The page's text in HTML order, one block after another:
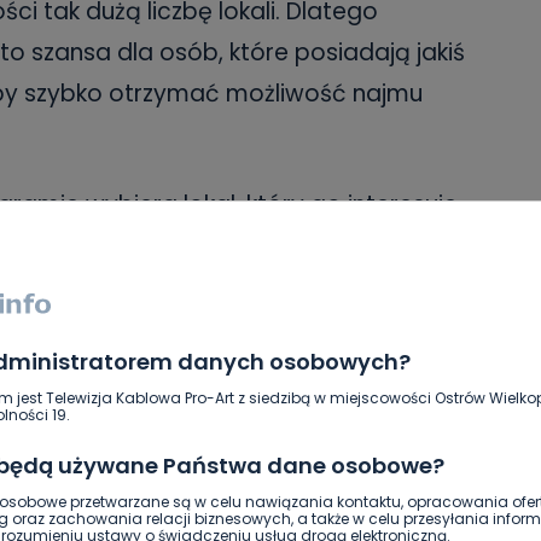
danych osobowych?
jest Telewizja Kablowa Pro-Art z siedzibą w miejscowości Ostrów
19.
używane Państwa dane osobowe?
przetwarzane są w celu nawiązania kontaktu, opracowania
oraz zachowania relacji biznesowych, a także w celu przesyłania
ustawy o świadczeniu usług drogą elektroniczną.
tak dużą liczbę lokali. Dlatego
szansa dla osób, które posiadają jakiś
szybko otrzymać możliwość najmu
wybiera lokal, który go interesuje,
nakładu pracy w ramach
prawo do najmu. W trzeciej
m.in. przy ulicy Raszkowskiej,
czy Żwirki.
lokali, które pozostają
techniczny, a które mogłyby zostać
„Mieszkanie za remont”.– Niektóre są